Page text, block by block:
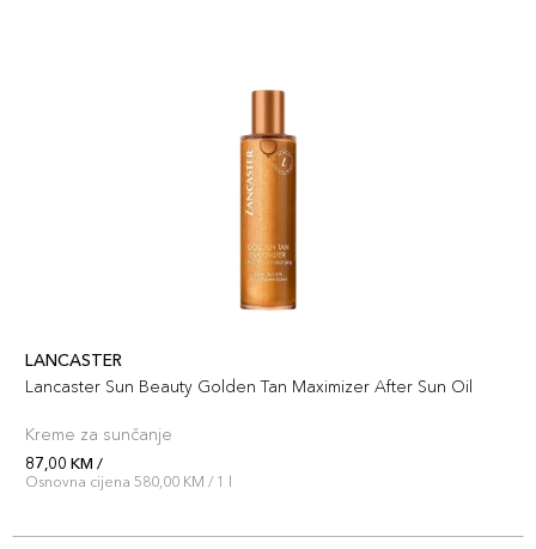
LANCASTER
Lancaster Sun Beauty Golden Tan Maximizer After Sun Oil
Kreme za sunčanje
87,00 KM /
Osnovna cijena 580,00 KM / 1 l